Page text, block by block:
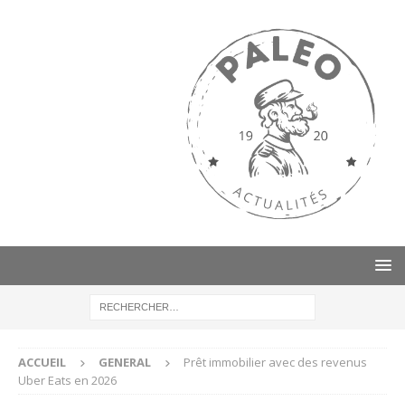
ACCUEIL GENERAL
Prêt immobilier avec des revenus
Uber Eats en 2026